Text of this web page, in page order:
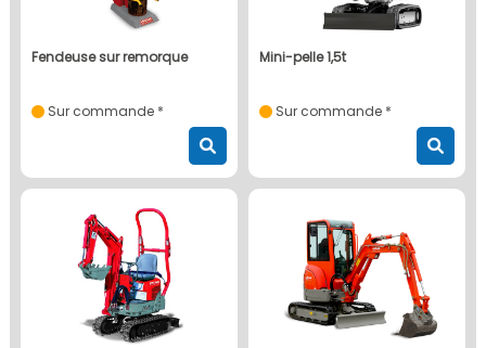
fendeuse sur remorque
Sur commande *
mini-pelle 1,5t
Sur commande *